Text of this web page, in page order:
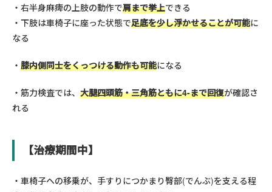
右半身麻痺の上肢の動作で肩まで挙上できる
下肢は車椅子に座った状態で足底を少し浮かせることが可能に
なる
膝内側同士をくっつける動作も可能になる
筋力検査では、 大腿四頭筋・三角筋ともに4-まで回復が確認さ
れる
【治療期間中】
車椅子への移乗が、手すりにつかまり臀部(でんぶ)を支える程